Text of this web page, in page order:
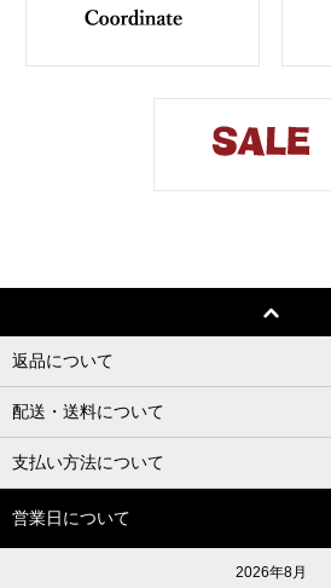
返品について
配送・送料について
支払い方法について
営業日について
2026年8月